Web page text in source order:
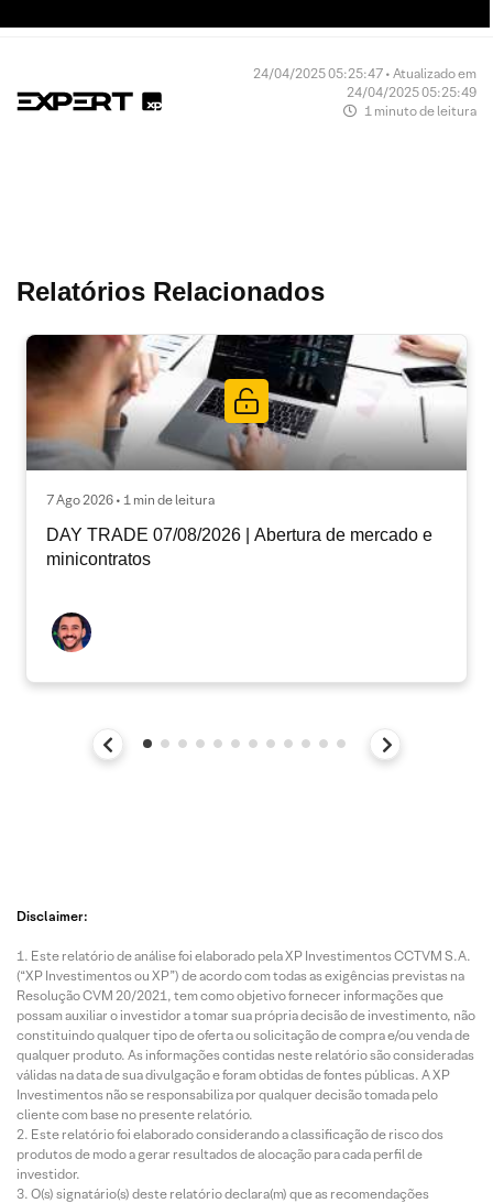
24/04/2025 05:25:47 • Atualizado em
24/04/2025 05:25:49
1 minuto de leitura
Relatórios Relacionados
7 Ago 2026 • 1 min de leitura
DAY TRADE 07/08/2026 | Abertura de mercado e
minicontratos
Disclaimer:
Este relatório de análise foi elaborado pela XP Investimentos CCTVM S.A.
(“XP Investimentos ou XP”) de acordo com todas as exigências previstas na
Resolução CVM 20/2021, tem como objetivo fornecer informações que
possam auxiliar o investidor a tomar sua própria decisão de investimento, não
constituindo qualquer tipo de oferta ou solicitação de compra e/ou venda de
qualquer produto. As informações contidas neste relatório são consideradas
válidas na data de sua divulgação e foram obtidas de fontes públicas. A XP
Investimentos não se responsabiliza por qualquer decisão tomada pelo
cliente com base no presente relatório.
Este relatório foi elaborado considerando a classificação de risco dos
produtos de modo a gerar resultados de alocação para cada perfil de
investidor.
O(s) signatário(s) deste relatório declara(m) que as recomendações